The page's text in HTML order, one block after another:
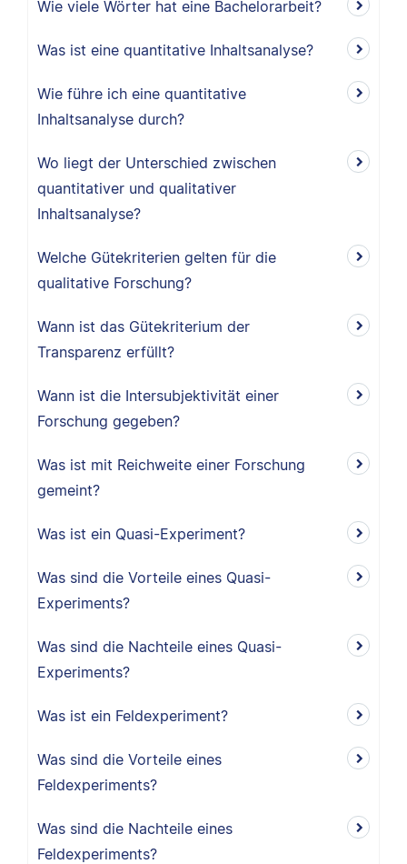
Wie viele Wörter hat eine Bachelorarbeit?
Was ist eine quantitative Inhaltsanalyse?
Wie führe ich eine quantitative
Inhaltsanalyse durch?
Wo liegt der Unterschied zwischen
quantitativer und qualitativer
Inhaltsanalyse?
Welche Gütekriterien gelten für die
qualitative Forschung?
Wann ist das Gütekriterium der
Transparenz erfüllt?
Wann ist die Intersubjektivität einer
Forschung gegeben?
Was ist mit Reichweite einer Forschung
gemeint?
Was ist ein Quasi-Experiment?
Was sind die Vorteile eines Quasi-
Experiments?
Was sind die Nachteile eines Quasi-
Experiments?
Was ist ein Feldexperiment?
Was sind die Vorteile eines
Feldexperiments?
Was sind die Nachteile eines
Feldexperiments?